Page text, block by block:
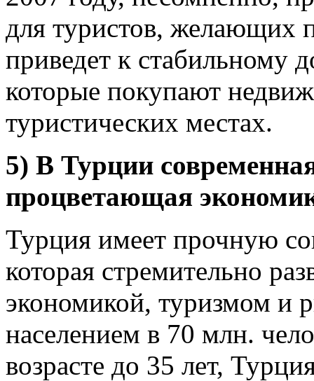
для туристов, желающих
приведет к стабильному
которые покупают
туристических местах.
5) В Турции
процветающая
Турция имеет прочную
которая стремительно
экономикой, туризмом и
населением в 70 млн.
возрасте до 35 лет,